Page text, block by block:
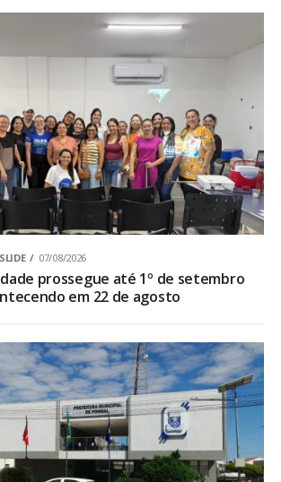
SLIDE 07/08/2026
prossegue até 1º de setembro
em 22 de agosto